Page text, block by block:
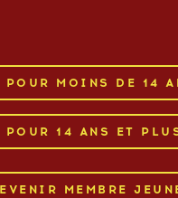
POUR MOINS DE 14
POUR 14 ANS ET
MEMBRE